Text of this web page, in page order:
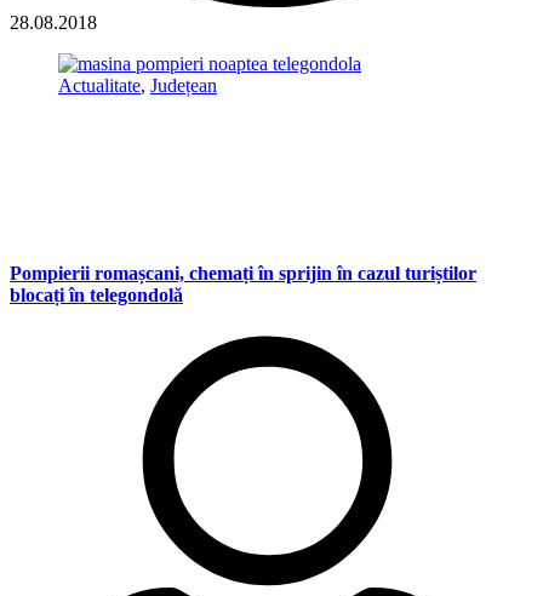
28.08.2018
Actualitate, Județean
Pompierii romașcani, chemați în sprijin în cazul turiștilor
blocați în telegondolă